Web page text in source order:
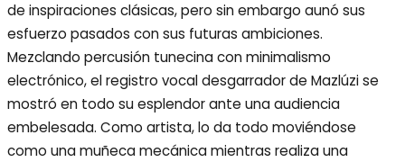
de inspiraciones clásicas, pero sin embargo aunó sus
esfuerzo pasados con sus futuras ambiciones.
Mezclando percusión tunecina con minimalismo
electrónico, el registro vocal desgarrador de Mazlúzi se
mostró en todo su esplendor ante una audiencia
embelesada. Como artista, lo da todo moviéndose
como una muñeca mecánica mientras realiza una